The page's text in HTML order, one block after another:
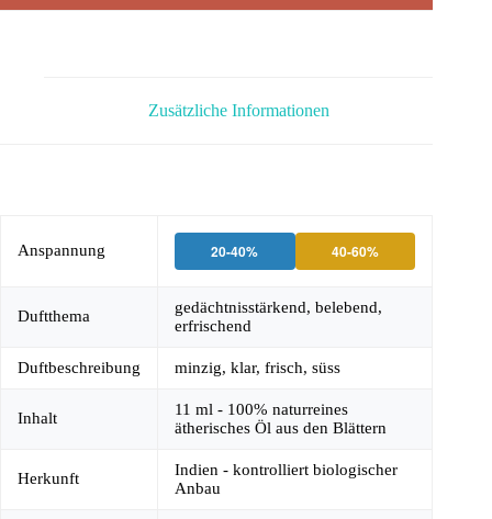
Zusätzliche Informationen
Anspannung 20-40% 40-60%
Duftthema
gedächtnisstärkend, belebend,
erfrischend
Duftbeschreibung minzig, klar, frisch, süss
Inhalt
11 ml - 100% naturreines
ätherisches Öl aus den Blättern
Herkunft
Indien - kontrolliert biologischer
Anbau